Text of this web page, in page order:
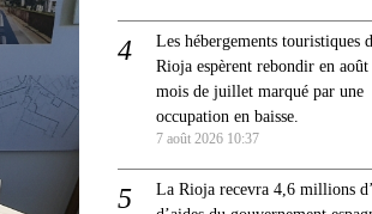
Les hébergements touristiques
Rioja espèrent rebondir en août
mois de juillet marqué par une
occupation en baisse.
7 août 2026 10:37
La Rioja recevra 4,6 millions